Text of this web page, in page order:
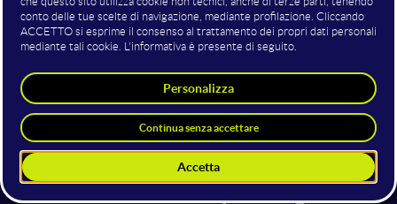
17 giugno 202210:25 - 10:30
Startup Stage
Finaliste Startup Stage -